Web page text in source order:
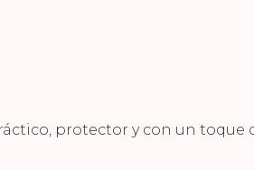
protector y con un toque